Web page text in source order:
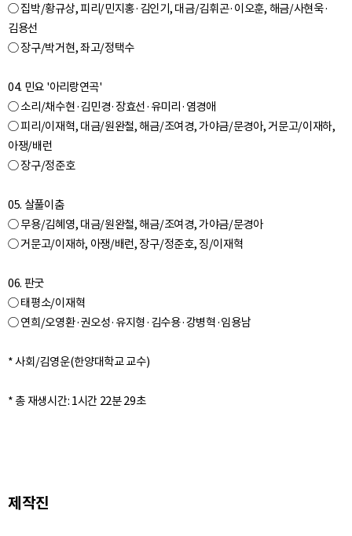
○ 집박/황규상, 피리/민지홍·김인기, 대금/김휘곤·이오훈, 해금/사현욱·
김용선
○ 장구/박거현, 좌고/정택수
04. 민요 '아리랑연곡'
○ 소리/채수현·김민경·장효선·유미리·염경애
○ 피리/이재혁, 대금/원완철, 해금/조여경, 가야금/문경아, 거문고/이재하,
아쟁/배런
○ 장구/정준호
05. 살풀이춤
○ 무용/김혜영, 대금/원완철, 해금/조여경, 가야금/문경아
○ 거문고/이재하, 아쟁/배런, 장구/정준호, 징/이재혁
06. 판굿
○ 태평소/이재혁
○ 연희/오영환·권오성·유지형·김수용·강병혁·임용남
* 사회/김영운(한양대학교 교수)
* 총 재생시간: 1시간 22분 29초
제작진